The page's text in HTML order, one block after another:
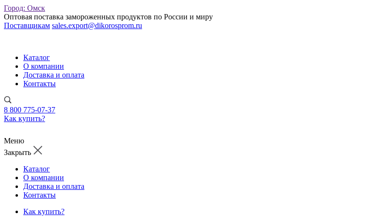
Город: Омск
Оптовая поставка замороженных продуктов по России и миру
Поставщикам sales.export@dikorosprom.ru
Каталог
О компании
Доставка и оплата
Контакты
8 800 775-07-37
Как купить?
Меню
Закрыть
Каталог
О компании
Доставка и оплата
Контакты
Как купить?